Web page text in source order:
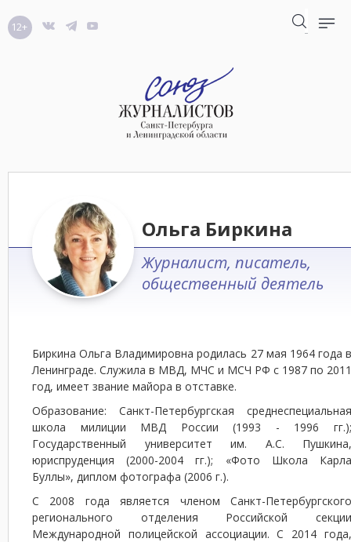
12+
Ольга Биркина
Журналист, писатель,
общественный деятель
Биркина Ольга Владимировна родилась 27 мая 1964 года в
Ленинграде. Служила в МВД, МЧС и МСЧ РФ с 1987 по 2011
год, имеет звание майора в отставке.
Образование: Санкт-Петербургская среднеспециальная
школа милиции МВД России (1993 - 1996 гг.);
Государственный университет им. А.С. Пушкина,
юриспруденция (2000-2004 гг.); «Фото Школа Карла
Буллы», диплом фотографа (2006 г.).
С 2008 года является членом Санкт-Петербургского
регионального отделения Российской секции
Международной полицейской ассоциации. С 2014 года,